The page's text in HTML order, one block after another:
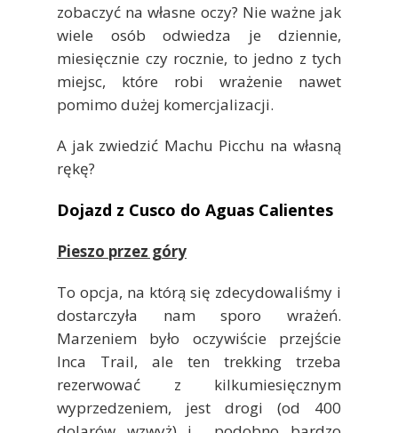
zobaczyć na własne oczy? Nie ważne jak
wiele osób odwiedza je dziennie,
miesięcznie czy rocznie, to jedno z tych
miejsc, które robi wrażenie nawet
pomimo dużej komercjalizacji.
A jak zwiedzić Machu Picchu na własną
rękę?
Dojazd z Cusco do Aguas Calientes
Pieszo przez góry
To opcja, na którą się zdecydowaliśmy i
dostarczyła nam sporo wrażeń.
Marzeniem było oczywiście przejście
Inca Trail, ale ten trekking trzeba
rezerwować z kilkumiesięcznym
wyprzedzeniem, jest drogi (od 400